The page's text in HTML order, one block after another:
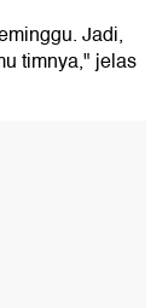
Jadi,
timnya," jelas